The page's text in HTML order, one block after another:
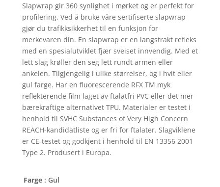
Slapwrap gir 360 synlighet i mørket og er perfekt for
profilering. Ved å bruke våre sertifiserte slapwrap
gjør du trafikksikkerhet til en funksjon for
merkevaren din. En slapwrap er en langstrakt refleks
med en spesialutviklet fjær sveiset innvendig. Med et
lett slag krøller den seg lett rundt armen eller
ankelen. Tilgjengelig i ulike størrelser, og i hvit eller
gul farge. Har en fluorescerende RFX TM myk
reflekterende film laget av ftalatfri PVC eller det mer
bærekraftige alternativet TPU. Materialer er testet i
henhold til SVHC Substances of Very High Concern
REACH-kandidatliste og er fri for ftalater. Slagviklene
er CE-testet og godkjent i henhold til EN 13356 2001
Type 2. Produsert i Europa.
Farge : Gul